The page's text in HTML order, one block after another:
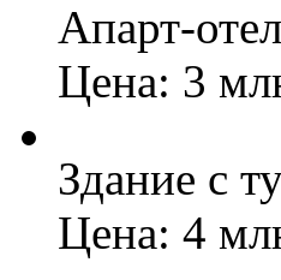
Апарт-
Цена: 3
Здание с
Цена: 4